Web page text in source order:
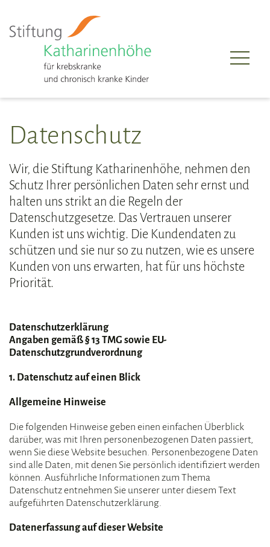
Datenschutz
Wir, die Stiftung Katharinenhöhe, nehmen den
Schutz Ihrer persönlichen Daten sehr ernst und
halten uns strikt an die Regeln der
Datenschutzgesetze. Das Vertrauen unserer
Kunden ist uns wichtig. Die Kundendaten zu
schützen und sie nur so zu nutzen, wie es unsere
Kunden von uns erwarten, hat für uns höchste
Priorität.
Datenschutzerklärung
Angaben gemäß § 13 TMG sowie EU-
Datenschutzgrundverordnung
1. Datenschutz auf einen Blick
Allgemeine Hinweise
Die folgenden Hinweise geben einen einfachen Überblick
darüber, was mit Ihren personenbezogenen Daten passiert,
wenn Sie diese Website besuchen. Personenbezogene Daten
sind alle Daten, mit denen Sie persönlich identifiziert werden
können. Ausführliche Informationen zum Thema
Datenschutz entnehmen Sie unserer unter diesem Text
aufgeführten Datenschutzerklärung.
Datenerfassung auf dieser Website